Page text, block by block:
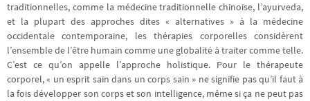
traditionnelles, comme la médecine traditionnelle chinoise, l’ayurveda,
et la plupart des approches dites « alternatives » à la médecine
occidentale contemporaine, les thérapies corporelles considèrent
l’ensemble de l’être humain comme une globalité à traiter comme telle.
C’est ce qu’on appelle l’approche holistique. Pour le thérapeute
corporel, « un esprit sain dans un corps sain » ne signifie pas qu’il faut à
la fois développer son corps et son intelligence, même si ça ne peut pas